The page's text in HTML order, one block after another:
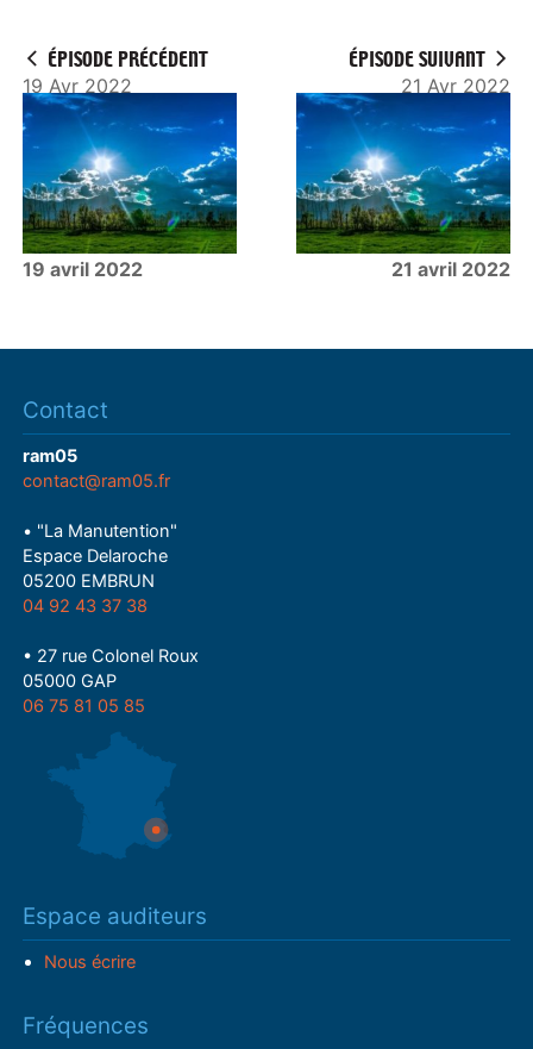
y
ÉPISODE PRÉCÉDENT
19 Avr 2022
19 avril 2022
ÉPISODE SUIVANT
21 Avr 2022
21 avril 2022
Contact
ram05
contact@ram05.fr
• "La Manutention"
Espace Delaroche
05200 EMBRUN
04 92 43 37 38
• 27 rue Colonel Roux
05000 GAP
06 75 81 05 85
Espace auditeurs
Nous écrire
Fréquences